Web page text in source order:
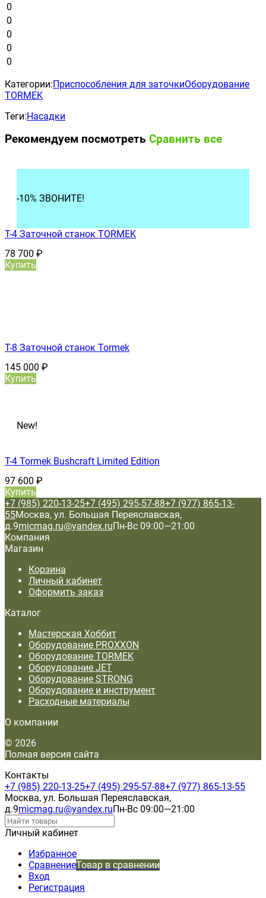
0
0
0
0
0
Категории:Приспособления для заточкиОборудование
TORMEK
Теги:Насадки
Рекомендуем посмотреть Сравнить все
-10% ЗВОНИТЕ!
T-4 Заточной станок TORMEK
78 700 ₽
Купить
T-8 Заточной станок Tormek
145 000 ₽
Купить
New!
T-4 Tormek Bushcraft Limited Edition
97 600 ₽
Купить
+7 (985) 220-13-25+7 (495) 295-57-88+7 (977) 865-13-
55Москва, ул. Большая Переяславская,
д.9micmag.ru@yandex.ruПн-Вс 09:00—21:00
Компания
Магазин
Корзина
Личный кабинет
Оформить заказ
Каталог
Мастерская Хоббит
Оборудование PROXXON
Оборудование TORMEK
Оборудование JET
Оборудование STRONG
Оборудование и инструмент
Расходные материалы
О компании
© 2026
Полная версия сайта
Контакты
+7 (985) 220-13-25+7 (495) 295-57-88+7 (977) 865-13-55
Москва, ул. Большая Переяславская,
д.9micmag.ru@yandex.ruПн-Вс 09:00—21:00
Личный кабинет
Избранное
СравнениеТовар в сравнении
Вход
Регистрация